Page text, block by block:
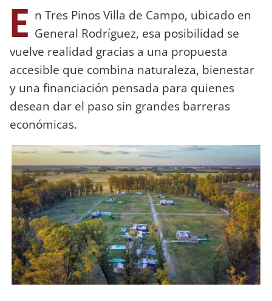
E n Tres Pinos Villa de Campo, ubicado en
General Rodríguez, esa posibilidad se
vuelve realidad gracias a una propuesta
accesible que combina naturaleza, bienestar
y una financiación pensada para quienes
desean dar el paso sin grandes barreras
económicas.